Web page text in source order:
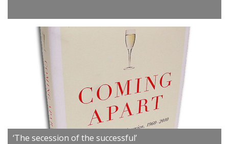
‘The secession of the successful’